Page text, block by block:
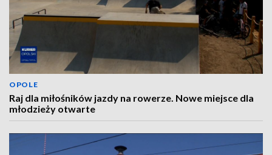
OPOLE
Raj dla miłośników jazdy na rowerze. Nowe miejsce dla
młodzieży otwarte